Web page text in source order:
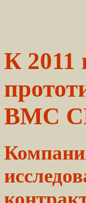
К 2011
ВМС